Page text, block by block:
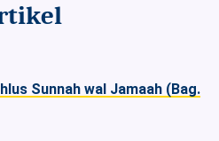
Sunnah wal Jamaah (Bag.